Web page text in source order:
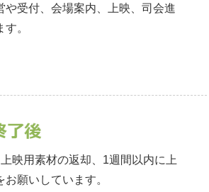
や受付、会場案内、上映、司会進
。
上映用素材の返却、1週間以内に上
願いしています。